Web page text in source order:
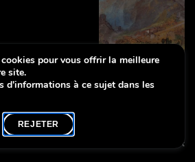
Museum. Tous droits réservés
made by Apart
pour vous offrir la meilleure
site.
d'informations à ce sujet dans les
REJETER